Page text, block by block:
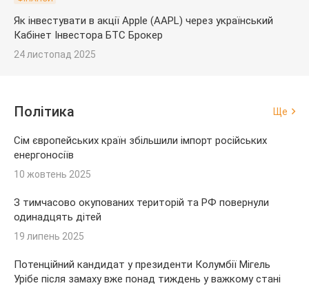
Як інвестувати в акції Apple (AAPL) через український
Кабінет Інвестора БТС Брокер
24 листопад 2025
Політика Ще
Сім європейських країн збільшили імпорт російських
енергоносіїв
10 жовтень 2025
З тимчасово окупованих територій та РФ повернули
одинадцять дітей
19 липень 2025
Потенційний кандидат у президенти Колумбії Мігель
Урібе після замаху вже понад тиждень у важкому стані